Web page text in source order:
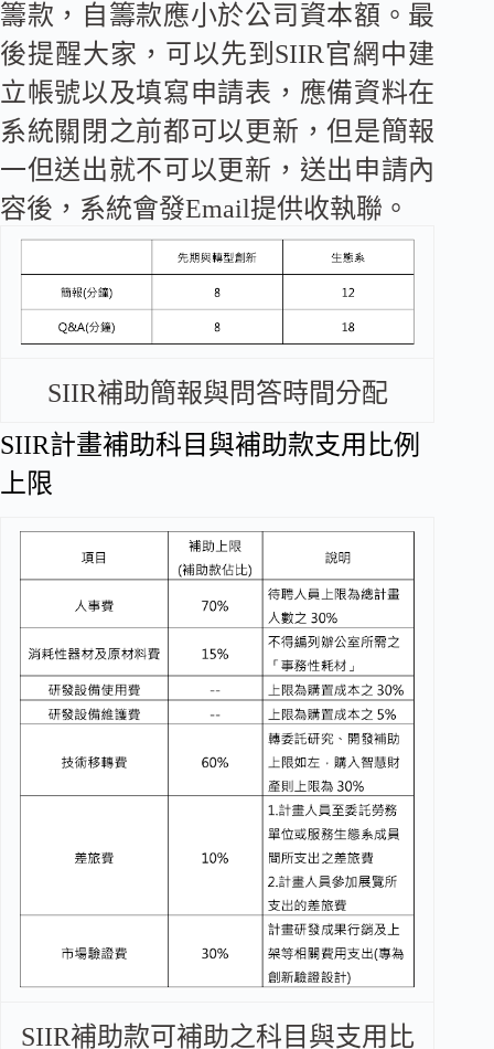
籌款，自籌款應小於公司資本額。最
後提醒大家，可以先到SIIR官網中建
立帳號以及填寫申請表，應備資料在
系統關閉之前都可以更新，但是簡報
一但送出就不可以更新，送出申請內
容後，系統會發Email提供收執聯。
SIIR補助簡報與問答時間分配
SIIR計畫補助科目與補助款支用比例
上限
SIIR補助款可補助之科目與支用比